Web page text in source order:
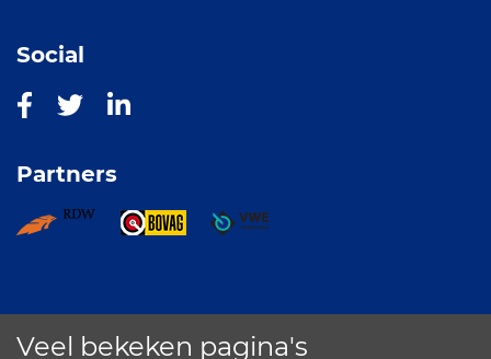
Social
Partners
Veel bekeken pagina's